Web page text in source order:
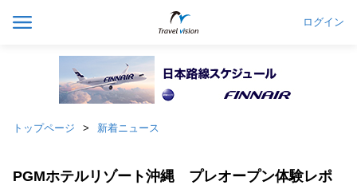
ログイン
トップページ 新着ニュース
PGMホテルリゾート沖縄 プレオープン体験レポ